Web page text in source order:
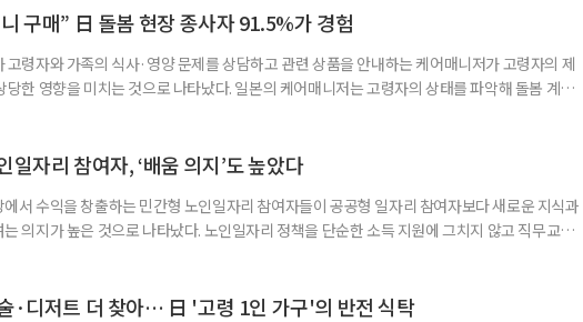
구매” 日 돌봄 현장 종사자 91.5%가 경험
고령자와 가족의 식사·영양 문제를 상담하고 관련 상품을 안내하는 케어매니저가 고령자의 제
당한 영향을 미치는 것으로 나타났다. 일본의 케어매니저는 고령자의 상태를 파악해 돌봄 계획
했다는 조사 결과가 나왔다. 일본 헬스케어 기업 인터넷인피니티는 케어매니저 전문사이트 ‘케
일자리 참여자, ‘배움 의지’도 높았다
서 수익을 창출하는 민간형 노인일자리 참여자들이 공공형 일자리 참여자보다 새로운 지식과
의지가 높은 것으로 나타났다. 노인일자리 정책을 단순한 소득 지원에 그치지 않고 직무교육
운데 노인일자리 참여자들의 교육학습동기를 성별과 연령, 거주지역, 소득, 가구형태, 일자리 유
·디저트 더 찾아… 日 '고령 1인 가구'의 반전 식탁